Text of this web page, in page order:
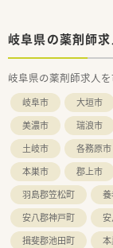
岐阜県の薬剤師
岐阜県の薬剤師求人
岐阜市 大垣市
美濃市
瑞浪市
土岐市
各務原市
本巣市
郡上市
羽島郡笠松町
安八郡神戸町
揖斐郡池田町